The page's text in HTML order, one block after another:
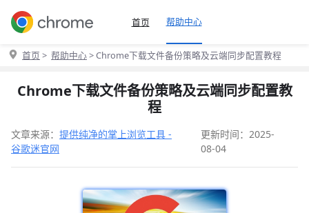
首页 帮助中心
首页 > 帮助中心> Chrome下载文件备份策略及云端同步配置教程
Chrome下载文件备份策略及云端同步配置教
程
文章来源： 提供纯净的掌上浏览工具 -
谷歌迷官网
更新时间：2025-
08-04